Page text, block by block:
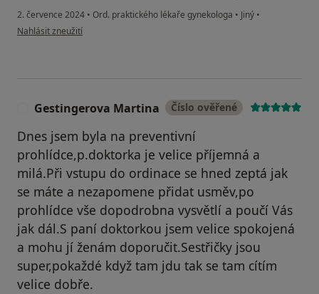
2. července 2024 • Ord. praktického lékaře gynekologa • Jiný •
podle názoru uživatele D
Nahlásit zneužití
Gestingerova Martina Číslo ověřené
Dnes jsem byla na preventivní
prohlídce,p.doktorka je velice příjemná a
milá.Při vstupu do ordinace se hned zeptá jak
se máte a nezapomene přidat usměv,po
prohlídce vše dopodrobna vysvětlí a poučí Vás
jak dál.S paní doktorkou jsem velice spokojená
a mohu jí ženám doporučit.Sestřičky jsou
super,pokaždé když tam jdu tak se tam cítím
velice dobře.